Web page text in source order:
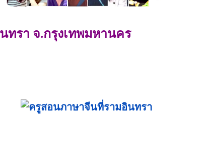
รา จ.กรุงเทพมหานคร